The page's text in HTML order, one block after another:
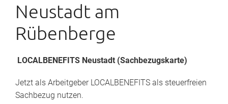
Neustadt am
Rübenberge
LOCALBENEFITS Neustadt (Sachbezugskarte)
Jetzt als Arbeitgeber LOCALBENEFITS als steuerfreien
Sachbezug nutzen.